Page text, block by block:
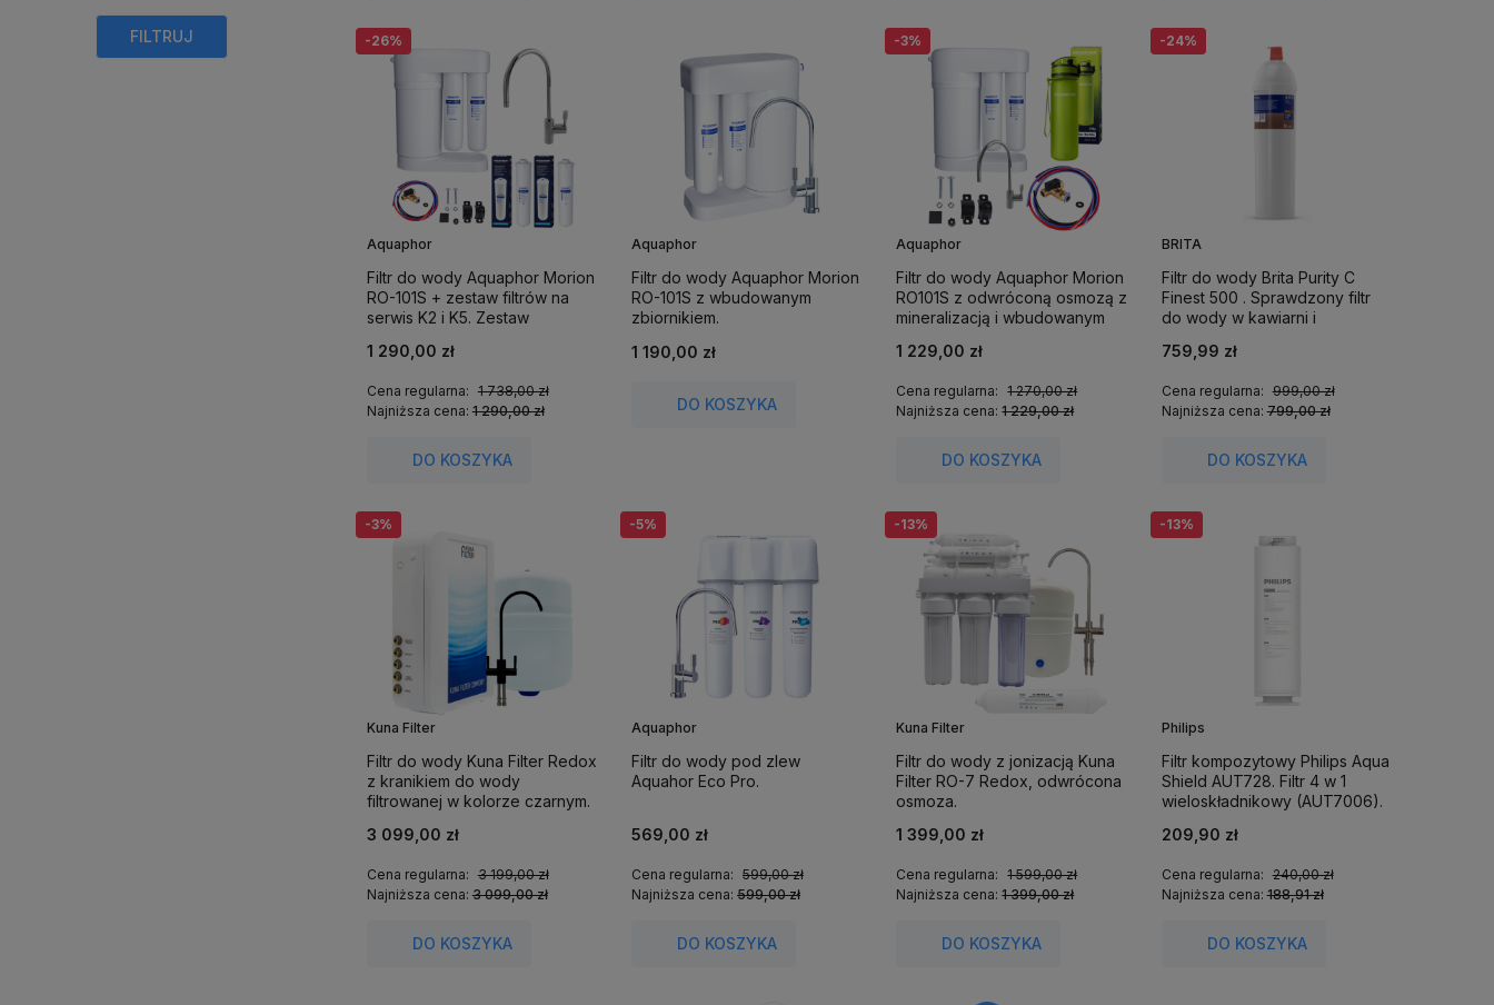
FILTRUJ
Aquaphor
Filtr do wody Aquaphor Morion
RO-101S + zestaw filtrów na
serwis K2 i K5. Zestaw
wody.
1 290,00 zł
Cena regularna: 1 738,00 zł
Najniższa cena:1 290,00 zł
DO KOSZYKA
-26%
Aquaphor
Filtr do wody Aquaphor Morion
RO-101S z wbudowanym
zbiornikiem.
1 190,00 zł
DO KOSZYKA
Aquaphor
Filtr do wody Aquaphor Morion
RO101S z odwróconą osmozą z
mineralizacją i wbudowanym
1 229,00 zł
Cena regularna:
1 270,00 zł
Najniższa cena:1 229,00 zł
DO KOSZYKA
-3%
BRITA
Filtr do wody Brita Purity C
Finest 500 . Sprawdzony filtr
do wody w kawiarni i
espresso.
759,99 zł
Cena regularna: 999,00 zł
Najniższa cena:799,00 zł
DO KOSZYKA
-24%
Kuna Filter
Filtr do wody Kuna Filter Redox
z kranikiem do wody
filtrowanej w kolorze czarnym.
3 099,00 zł
Cena regularna: 3 199,00 zł
Najniższa cena:3 099,00 zł
DO KOSZYKA
-3%
Aquaphor
Filtr do wody pod zlew
Aquahor Eco Pro.
569,00 zł
Cena regularna:
599,00 zł
Najniższa cena:599,00 zł
DO KOSZYKA
-5%
Kuna Filter
Filtr do wody z jonizacją Kuna
Filter RO-7 Redox, odwrócona
osmoza.
1 399,00 zł
Cena regularna:
1 599,00 zł
Najniższa cena:1 399,00 zł
DO KOSZYKA
-13%
Philips
Filtr kompozytowy Philips Aqua
Shield AUT728. Filtr 4 w 1
wieloskładnikowy (AUT7006).
209,90 zł
Cena regularna: 240,00 zł
Najniższa cena:188,91 zł
DO KOSZYKA
-13%